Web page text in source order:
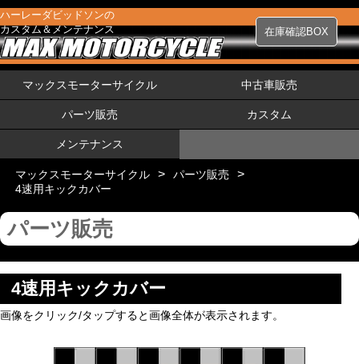
ハーレーダビッドソンの
カスタム＆メンテナンス
在庫確認BOX
マックスモーターサイクル 中古車販売
パーツ販売 カスタム
メンテナンス
マックスモーターサイクル > パーツ販売 >
4速用キックカバー
パーツ販売
4速用キックカバー
画像をクリック/タップすると画像全体が表示されます。